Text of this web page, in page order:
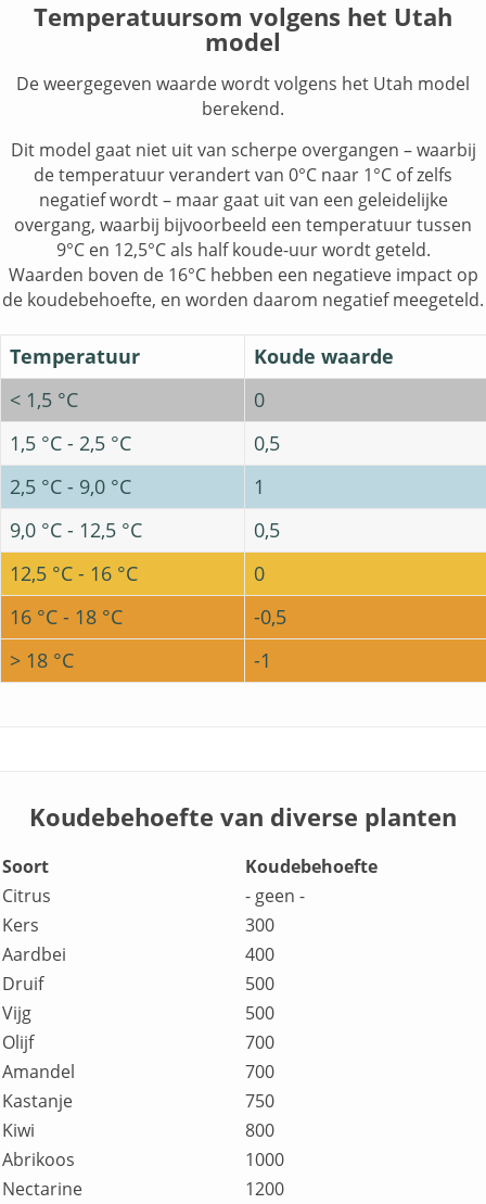
Temperatuursom volgens het Utah
model
De weergegeven waarde wordt volgens het Utah model
berekend.
Dit model gaat niet uit van scherpe overgangen – waarbij
de temperatuur verandert van 0°C naar 1°C of zelfs
negatief wordt – maar gaat uit van een geleidelijke
overgang, waarbij bijvoorbeeld een temperatuur tussen
9°C en 12,5°C als half koude-uur wordt geteld.
Waarden boven de 16°C hebben een negatieve impact op
de koudebehoefte, en worden daarom negatief meegeteld.
Temperatuur
Koude waarde
< 1,5 °C
0
1,5 °C - 2,5 °C
0,5
2,5 °C - 9,0 °C
1
9,0 °C - 12,5 °C
0,5
12,5 °C - 16 °C
0
16 °C - 18 °C
-0,5
> 18 °C
-1
Koudebehoefte van diverse planten
Soort
Koudebehoefte
Citrus
- geen -
Kers
300
Aardbei
400
Druif
500
Vijg
500
Olijf
700
Amandel
700
Kastanje
750
Kiwi
800
Abrikoos
1000
Nectarine
1200